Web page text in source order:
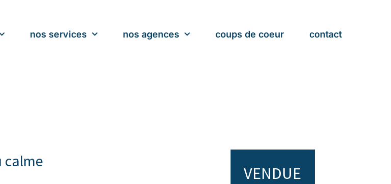
nos services nos agences coups de coeur contact
calme
VENDUE